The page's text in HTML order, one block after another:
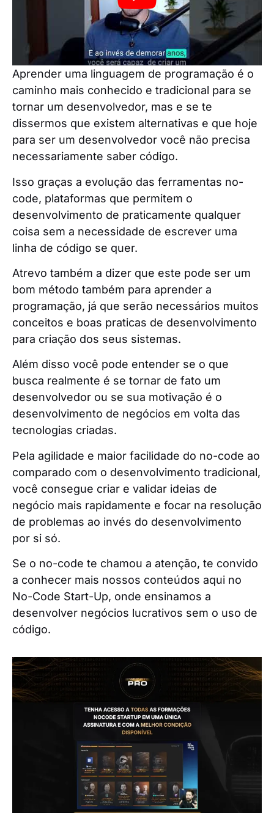
Aprender uma linguagem de programação é o
caminho mais conhecido e tradicional para se
tornar um desenvolvedor, mas e se te
dissermos que existem alternativas e que hoje
para ser um desenvolvedor você não precisa
necessariamente saber código.
Isso graças a evolução das ferramentas no-
code, plataformas que permitem o
desenvolvimento de praticamente qualquer
coisa sem a necessidade de escrever uma
linha de código se quer.
Atrevo também a dizer que este pode ser um
bom método também para aprender a
programação, já que serão necessários muitos
conceitos e boas praticas de desenvolvimento
para criação dos seus sistemas.
Além disso você pode entender se o que
busca realmente é se tornar de fato um
desenvolvedor ou se sua motivação é o
desenvolvimento de negócios em volta das
tecnologias criadas.
Pela agilidade e maior facilidade do no-code ao
comparado com o desenvolvimento tradicional,
você consegue criar e validar ideias de
negócio mais rapidamente e focar na resolução
de problemas ao invés do desenvolvimento
por si só.
Se o no-code te chamou a atenção, te convido
a conhecer mais nossos conteúdos aqui no
No-Code Start-Up, onde ensinamos a
desenvolver negócios lucrativos sem o uso de
código.